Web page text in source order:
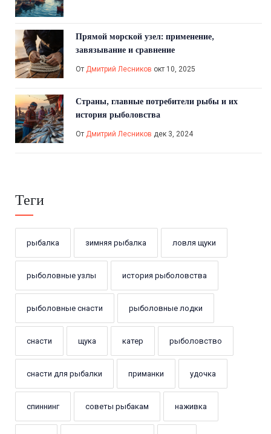
Прямой морской узел: применение,
завязывание и сравнение
От Дмитрий Лесников окт 10, 2025
Страны, главные потребители рыбы и их
история рыболовства
От Дмитрий Лесников дек 3, 2024
Теги
рыбалка зимняя рыбалка ловля щуки
рыболовные узлы история рыболовства
рыболовные снасти рыболовные лодки
снасти щука катер рыболовство
снасти для рыбалки приманки удочка
спиннинг советы рыбакам наживка